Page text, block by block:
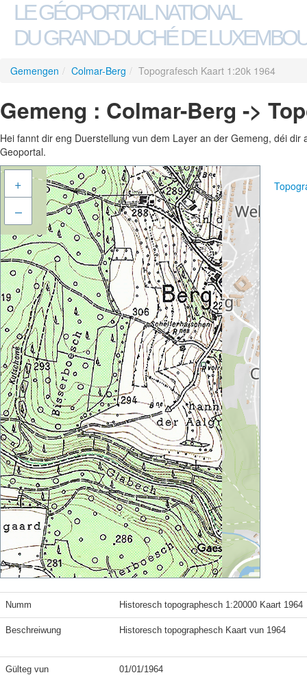
LE GÉOPORTAIL NATIONAL
DU GRAND-DUCHÉ DE
Gemengen / Colmar-Berg / Topografesch Kaart 1:20k 1964
Gemeng : Colmar-Berg ->
Hei fannt dir eng Duerstellung vun dem Layer an der Gemeng, déi
Geoportal.
+
–
Numm Historesch topographesch 1:20000 Kaart 1964
Beschreiwung Historesch topographesch Kaart vun 1964
Gülteg vun 01/01/1964